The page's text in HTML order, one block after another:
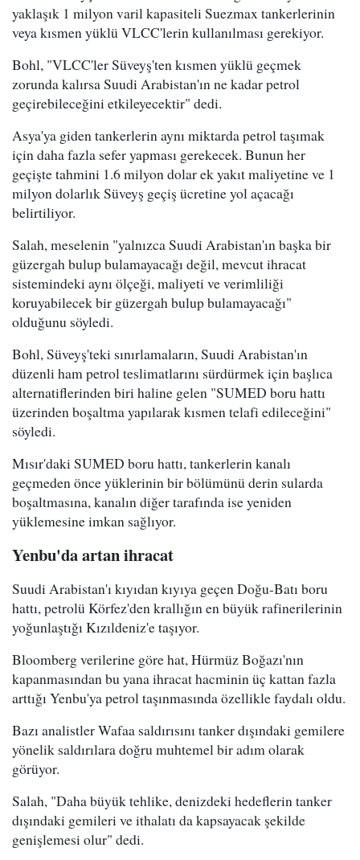
yaklaşık 1 milyon varil kapasiteli Suezmax tankerlerinin
veya kısmen yüklü VLCC'lerin kullanılması gerekiyor.
Bohl, "VLCC'ler Süveyş'ten kısmen yüklü geçmek
zorunda kalırsa Suudi Arabistan'ın ne kadar petrol
geçirebileceğini etkileyecektir" dedi.
Asya'ya giden tankerlerin aynı miktarda petrol taşımak
için daha fazla sefer yapması gerekecek. Bunun her
geçişte tahmini 1.6 milyon dolar ek yakıt maliyetine ve 1
milyon dolarlık Süveyş geçiş ücretine yol açacağı
belirtiliyor.
Salah, meselenin "yalnızca Suudi Arabistan'ın başka bir
güzergah bulup bulamayacağı değil, mevcut ihracat
sistemindeki aynı ölçeği, maliyeti ve verimliliği
koruyabilecek bir güzergah bulup bulamayacağı"
olduğunu söyledi.
Bohl, Süveyş'teki sınırlamaların, Suudi Arabistan'ın
düzenli ham petrol teslimatlarını sürdürmek için başlıca
alternatiflerinden biri haline gelen "SUMED boru hattı
üzerinden boşaltma yapılarak kısmen telafi edileceğini"
söyledi.
Mısır'daki SUMED boru hattı, tankerlerin kanalı
geçmeden önce yüklerinin bir bölümünü derin sularda
boşaltmasına, kanalın diğer tarafında ise yeniden
yüklemesine imkan sağlıyor.
Yenbu'da artan ihracat
Suudi Arabistan'ı kıyıdan kıyıya geçen Doğu-Batı boru
hattı, petrolü Körfez'den krallığın en büyük rafinerilerinin
yoğunlaştığı Kızıldeniz'e taşıyor.
Bloomberg verilerine göre hat, Hürmüz Boğazı'nın
kapanmasından bu yana ihracat hacminin üç kattan fazla
arttığı Yenbu'ya petrol taşınmasında özellikle faydalı oldu.
Bazı analistler Wafaa saldırısını tanker dışındaki gemilere
yönelik saldırılara doğru muhtemel bir adım olarak
görüyor.
Salah, "Daha büyük tehlike, denizdeki hedeflerin tanker
dışındaki gemileri ve ithalatı da kapsayacak şekilde
genişlemesi olur" dedi.